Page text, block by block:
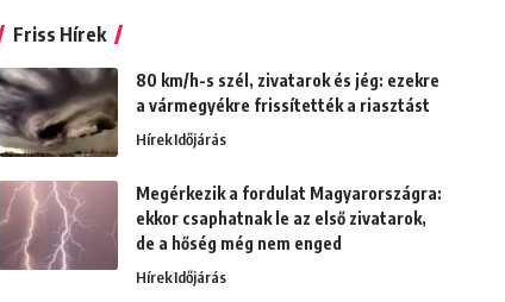
Friss Hírek
80 km/h-s szél, zivatarok és jég: ezekre
a vármegyékre frissítették a riasztást
HírekIdőjárás
Megérkezik a fordulat Magyarországra:
ekkor csaphatnak le az első zivatarok,
de a hőség még nem enged
HírekIdőjárás